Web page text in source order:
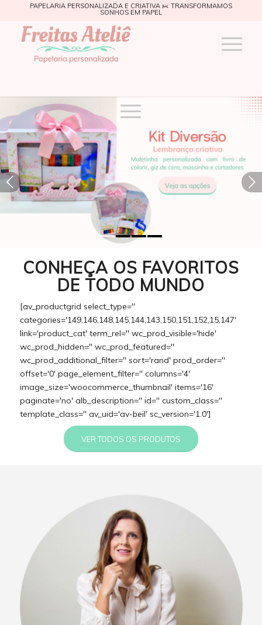
PAPELARIA PERSONALIZADA E CRIATIVA ✂️ TRANSFORMAMOS
SONHOS EM PAPEL
Próximo
CONHEÇA OS FAVORITOS
DE TODO MUNDO
[av_productgrid select_type=''
categories='149,146,148,145,144,143,150,151,152,15,147'
link='product_cat' term_rel='' wc_prod_visible='hide'
wc_prod_hidden='' wc_prod_featured=''
wc_prod_additional_filter='' sort='rand' prod_order=''
offset='0' page_element_filter='' columns='4'
image_size='woocommerce_thumbnail' items='16'
paginate='no' alb_description='' id='' custom_class=''
template_class='' av_uid='av-beil' sc_version='1.0']
VER TODOS OS PRODUTOS